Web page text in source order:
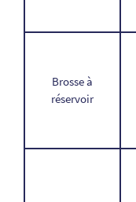
Brosse à
réservoir